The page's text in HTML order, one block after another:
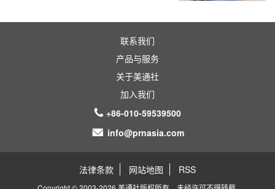
联系我们
产品与服务
关于美通社
加入我们
+86-010-59539500
info@prnasia.com
法律条款 网站地图 RSS